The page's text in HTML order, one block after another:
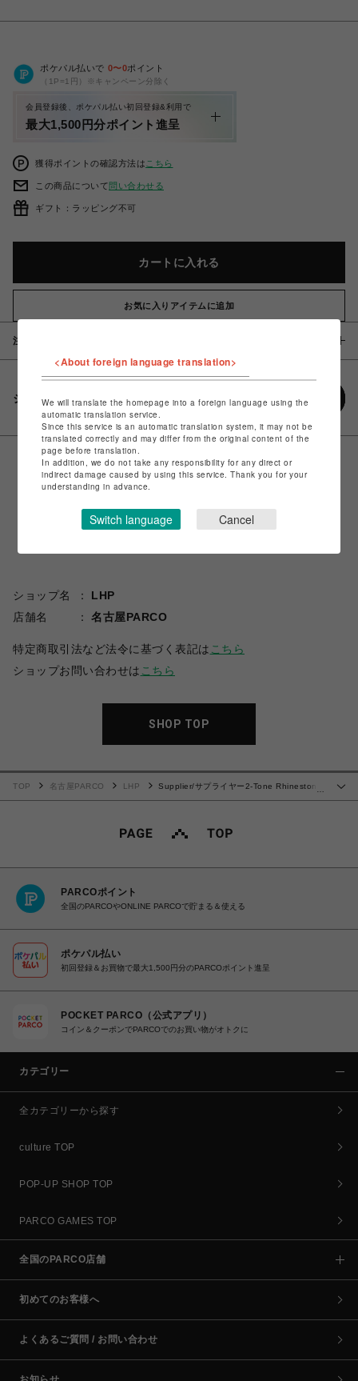
ポケパル払いで 0〜0ポイント
（1P=1円）※キャンペーン分除く
会員登録後、ポケパル払い初回登録&利用で
最大1,500円分ポイント進呈
獲得ポイントの確認方法は こちら
この商品について問い合わせる
ギフト：ラッピング不可
カートに入れる
お気に入りアイテムに追加
注意事項
シェアする
ショップ名
LHP
店舗名
名古屋PARCO
特定商取引法など法令に基づく表記は こちら
ショップお問い合わせは こちら
SHOP TOP
…
TOP 名古屋PARCO LHP
Supplier/サプライヤー2-Tone Rhinestone
PARCOポイント
全国のPARCOやONLINE PARCOで貯まる＆使える
ポケパル払い
初回登録＆お買物で最大1,500円分のPARCOポイント進呈
POCKET PARCO（公式アプリ）
コイン＆クーポンでPARCOでのお買い物がオトクに
カテゴリー
全カテゴリーから探す
culture TOP
POP-UP SHOP TOP
PARCO GAMES TOP
全国のPARCO店舗
初めてのお客様へ
よくあるご質問 / お問い合わせ
<About foreign language translation>
We will translate the homepage into a foreign language using the
automatic translation service.
Since this service is an automatic translation system, it may not be
translated correctly and may differ from the original content of the
page before translation.
In addition, we do not take any responsibility for any direct or
indirect damage caused by using this service. Thank you for your
understanding in advance.
Switch language Cancel